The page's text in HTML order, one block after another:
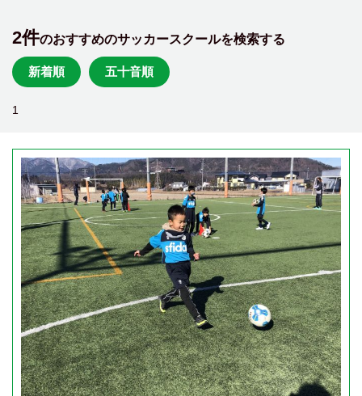
2件のおすすめのサッカースクールを検索する
新着順 五十音順
1